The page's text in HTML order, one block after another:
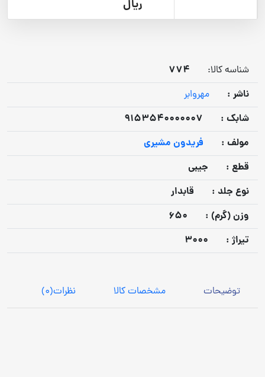
ریال
شناسه کالا:
774
ناشر :
مهروابر
شابک :
9153540000007
مولف :
فریدون مشیری
قطع :
جیبی
نوع جلد :
قابدار
وزن (گرم) :
650
تيراژ :
3000
توضیحات مشخصات کالا نظرات(0)